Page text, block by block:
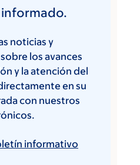
informado.
noticias y
los avances
y la atención del
en su
con nuestros
informativo